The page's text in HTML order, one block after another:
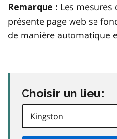
Remarque : Les mesures
présente page web se
de manière automatique
Choisir un lieu: